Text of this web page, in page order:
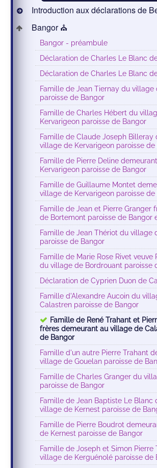
Introduction aux déclarations de
Bangor ⛪️
Bangor - préambule
Déclaration de Charles Le Blanc
Déclaration de Charles Le Blanc
Famille de Jean Tiernay du village
paroisse de Bangor
Famille de Charles Hébert du
Kervarigeon paroisse de Bangor
Famille de Claude Joseph Billeray
village de Kervarigeon paroisse de
Famille de Pierre Deline
Kervarigeon paroisse de Bangor
Famille de Guillaume Montet
village de Kervarigeon paroisse de
Famille de Jean et Pierre Granger
de Bortemont paroisse de Bangor
Famille de Jean Thériot du village
paroisse de Bangor
Famille de Marie Rose Rivet veuve
du village de Bordrouant paroisse
Déclaration de Cyprien Duon de
Famille d'Alexandre Aucoin du
Calastren paroisse de Bangor
Famille de René Trahant et
frères demeurant au village de
de Bangor
Famille d'un autre Pierre Trahant
village de Gouelan paroisse de
Famille de Charles Granger du
paroisse de Bangor
Famille de Jean Baptiste Le Blanc
village de Kernest paroisse de
Famille de Pierre Boudrot
de Kernest paroisse de Bangor
Famille de Joseph et Simon Pierre
village de Kerguénolé paroisse de